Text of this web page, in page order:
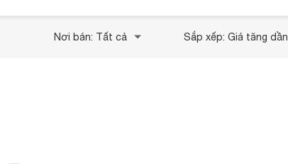
Nơi bán: Tất cả Sắp xếp: Giá tăng dần